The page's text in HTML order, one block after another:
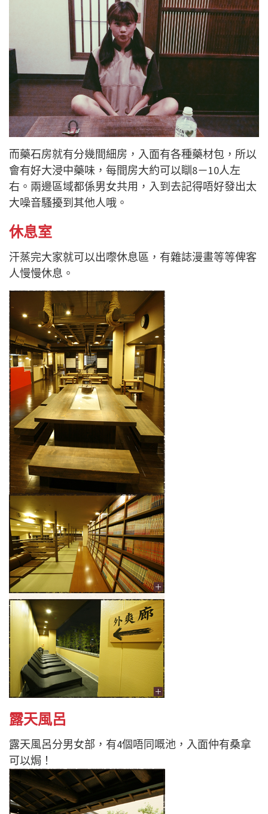
而藥石房就有分幾間細房，入面有各種藥材包，所以
會有好大浸中藥味，每間房大約可以瞓8－10人左
右。兩邊區域都係男女共用，入到去記得唔好發出太
大噪音騷擾到其他人哦。
休息室
汗蒸完大家就可以出嚟休息區，有雜誌漫畫等等俾客
人慢慢休息。
露天風呂
露天風呂分男女部，有4個唔同嘅池，入面仲有桑拿
可以焗！